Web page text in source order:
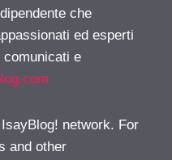
che
ed esperti
e
network. For
and other